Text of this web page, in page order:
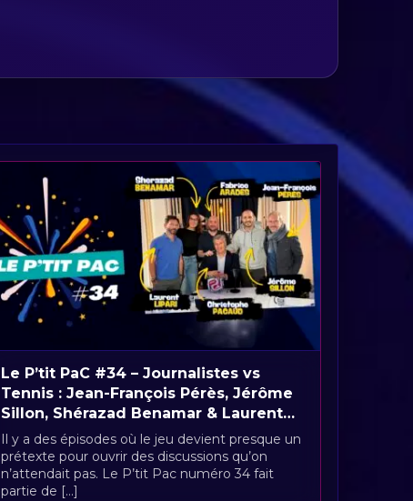
Le P’tit PaC #34 – Journalistes vs
Tennis : Jean-François Pérès, Jérôme
Sillon, Shérazad Benamar & Laurent
Lipari
Il y a des épisodes où le jeu devient presque un
prétexte pour ouvrir des discussions qu’on
n’attendait pas. Le P’tit Pac numéro 34 fait
partie de [...]